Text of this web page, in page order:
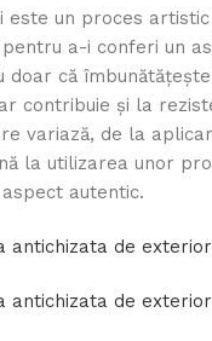
este un proces
a-i conferi un
doar că
contribuie și la
variază, de la
la utilizarea unor
autentic.